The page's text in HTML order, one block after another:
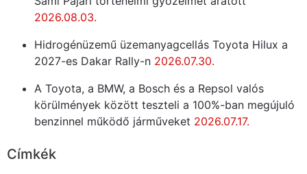
2026.08.03.
Hidrogénüzemű üzemanyagcellás Toyota Hilux a
2027-es Dakar Rally-n 2026.07.30.
A Toyota, a BMW, a Bosch és a Repsol valós
körülmények között teszteli a 100%-ban megújuló
benzinnel működő járműveket 2026.07.17.
Címkék